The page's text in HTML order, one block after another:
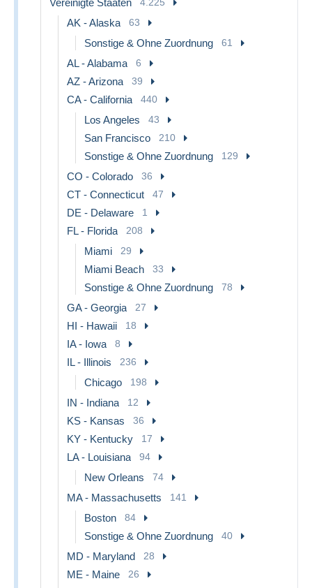
AK - Alaska 63
Sonstige & Ohne Zuordnung 61
AL - Alabama 6
AZ - Arizona 39
CA - California 440
Los Angeles 43
San Francisco 210
Sonstige & Ohne Zuordnung 129
CO - Colorado 36
CT - Connecticut 47
DE - Delaware 1
FL - Florida 208
Miami 29
Miami Beach 33
Sonstige & Ohne Zuordnung 78
GA - Georgia 27
HI - Hawaii 18
IA - Iowa 8
IL - Illinois 236
Chicago 198
IN - Indiana 12
KS - Kansas 36
KY - Kentucky 17
LA - Louisiana 94
New Orleans 74
MA - Massachusetts 141
Boston 84
Sonstige & Ohne Zuordnung 40
MD - Maryland 28
ME - Maine 26